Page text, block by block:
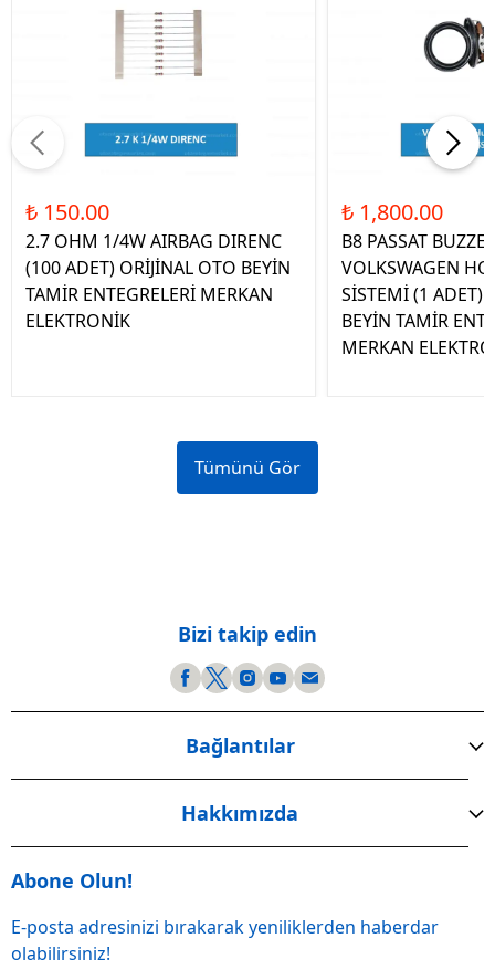
₺ 150.00
2.7 OHM 1/4W AIRBAG DIRENC
(100 ADET) ORİJİNAL OTO BEYİN
TAMİR ENTEGRELERİ MERKAN
ELEKTRONİK
₺ 1,800.00
B8 PASSAT
VOLKSWAGEN
SİSTEMİ (1 ADET)
BEYİN TAMİR
MERKAN
Tümünü Gör
Bizi takip edin
Bağlantılar
Hakkımızda
Abone Olun!
E-posta adresinizi bırakarak yeniliklerden haberdar
olabilirsiniz!